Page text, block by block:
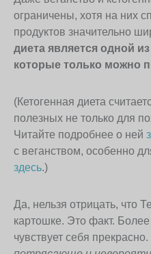
ограничены, хотя на них
продуктов значительно
диета является одной
которые только можно
(Кетогенная диета
полезных не только для
Читайте подробнее о ней
с веганством, особенно
здесь.)
Да, нельзя отрицать, что
картошке. Это факт. Более
чувствует себя прекрасно.